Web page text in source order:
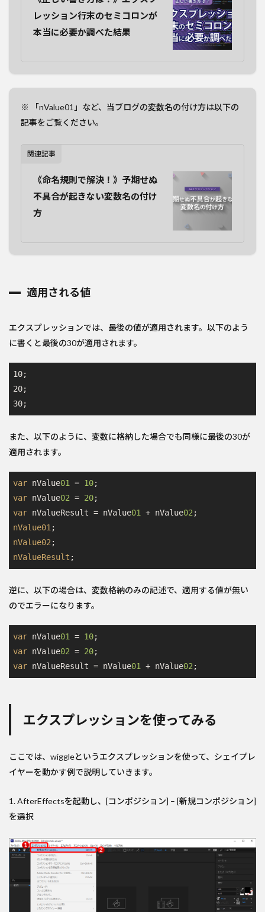
レッション行末のセミコロンが
本当に必要か調べた結果
※ 「nValue01」など、当ブログの変数名の付け方は以下の
記事をご覧ください。
関連記事
《命名規則で解決！》予期せぬ
不具合が起きない変数名の付け
方
適用される値
エクスプレッションでは、最後の値が適用されます。以下のよう
に書くと最後の30が適用されます。
10;
20;
30;
また、以下のように、変数に格納した場合でも同様に最後の30が
適用されます。
var nValue01 = 10
var nValue02 = 20
var nValueResult = nValue01 + nValue02
nValue01
nValue02
nValueResult ;
逆に、以下の場合は、変数格納のみの記述で、適用する値が無い
のでエラーになります。
var nValue01 = 10
var nValue02 = 20
var nValueResult = nValue01 + nValue02
エクスプレッションを使ってみる
ここでは、wiggleというエクスプレッションを使って、シェイプレ
イヤーを動かす例で説明していきます。
1. AfterEffectsを起動し、[コンポジション] – [新規コンポジション]
を選択